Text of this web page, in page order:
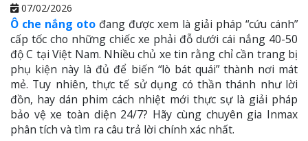
07/02/2026
Ô che nắng oto đang được xem là giải pháp “cứu cánh”
cấp tốc cho những chiếc xe phải đỗ dưới cái nắng 40-50
độ C tại Việt Nam. Nhiều chủ xe tin rằng chỉ cần trang bị
phụ kiện này là đủ để biến “lò bát quái” thành nơi mát
mẻ. Tuy nhiên, thực tế sử dụng có thần thánh như lời
đồn, hay dán phim cách nhiệt mới thực sự là giải pháp
bảo vệ xe toàn diện 24/7? Hãy cùng chuyên gia Inmax
phân tích và tìm ra câu trả lời chính xác nhất.